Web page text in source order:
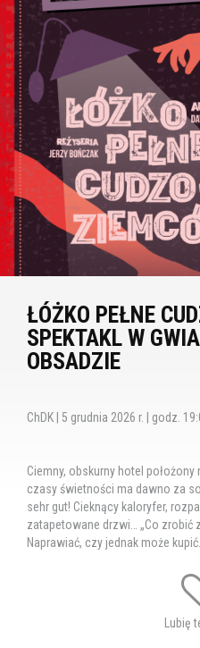
ŁÓŻKO PEŁNE
SPEKTAKL W
OBSADZIE
ChDK | 5 grudnia 2026 r. | godz.
Ciemny, obskurny hotel
czasy świetności ma dawno za
sehr gut! Cieknący kaloryfer,
zatapetowane drzwi… „Co zrobić
Naprawiać, czy jednak może
Heinz – niedoszły lekarz,
się nie myli, oraz przekupny
stan pokoi i zadowolić
Lubię